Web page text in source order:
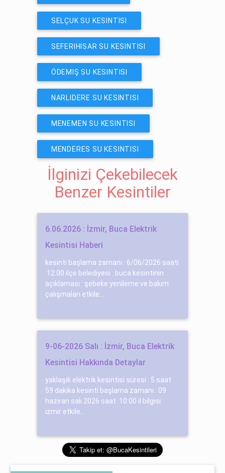
SELÇUK SU KESINTISI
SEFERIHISAR SU KESINTISI
ÖDEMIŞ SU KESINTISI
NARLIDERE SU KESINTISI
MENEMEN SU KESINTISI
MENDERES SU KESINTISI
İlginizi Çekebilecek
Benzer Kesintiler
6.06.2026 : İzmir, Buca Elektrik
Kesintisi Haberi
kesinti başlama zamanı : 6/06/2026 saati
:12:00 ilçe belediyesi : buca kesintinin
açıklaması : şebeke yenileme ve bakım
çalışmaları etkile...
9-06-2026 Salı : İzmir, Buca Elektrik
Kesintisi Hakkında Detaylar
yaklaşık elektrik kesintisi süresi : 5 saat
59 dakika kesinti başlama zamanı : 09
haziran salı 2026 saat :10:00 il bilgisi :
izmir etkile...